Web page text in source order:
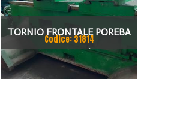
TORNIO FRONTALE POREBA
TZB 250/
Codice: 31814